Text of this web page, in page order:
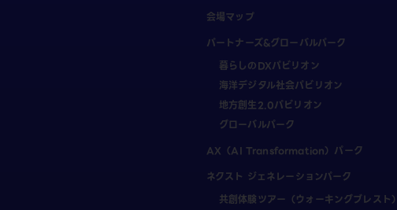
会場マップ
パートナーズ&グローバルパーク
暮らしのDXパビリオン
海洋デジタル社会パビリオン
地方創生2.0パビリオン
グローバルパーク
AX（AI Transformation）パーク
ネクスト ジェネレーションパーク
共創体験ツアー（ウォーキングブレスト）